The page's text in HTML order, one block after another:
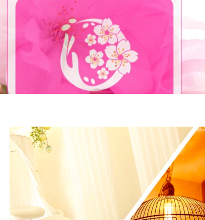
注入
ラピ
ー
脚・
骨盤
エス
ンチ
エイ
グ
グ